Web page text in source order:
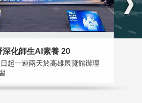
深化師生AI素養 20
起一連兩天於高雄展覽館辦理
...